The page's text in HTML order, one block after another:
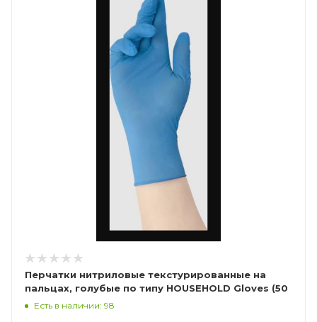
Перчатки нитриловые текстурированные на
пальцах, голубые по типу HOUSEHOLD Gloves (50
пар), Калибр Libry
Есть в наличии: 98